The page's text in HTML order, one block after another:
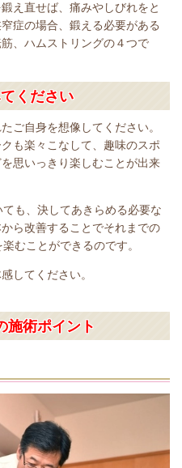
え直せば、痛みやしびれをと
症の場合、鍛える必要がある
、ハムストリングの４つで
ください
ご自身を想像してください。
も楽々こなして、趣味のスポ
思いっきり楽しむことが出来
も、決してあきらめる必要な
ら改善することでそれまでの
むことができるのです。
してください。
施術ポイント